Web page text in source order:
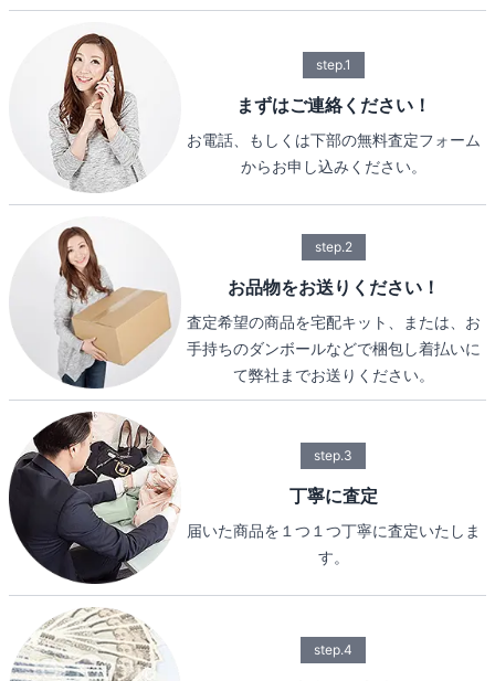
step.1
まずはご連絡ください！
お電話、もしくは下部の無料査定フォーム
からお申し込みください。
step.2
お品物をお送りください！
査定希望の商品を宅配キット、または、お
手持ちのダンボールなどで梱包し着払いに
て弊社までお送りください。
step.3
丁寧に査定
届いた商品を１つ１つ丁寧に査定いたしま
す。
step.4